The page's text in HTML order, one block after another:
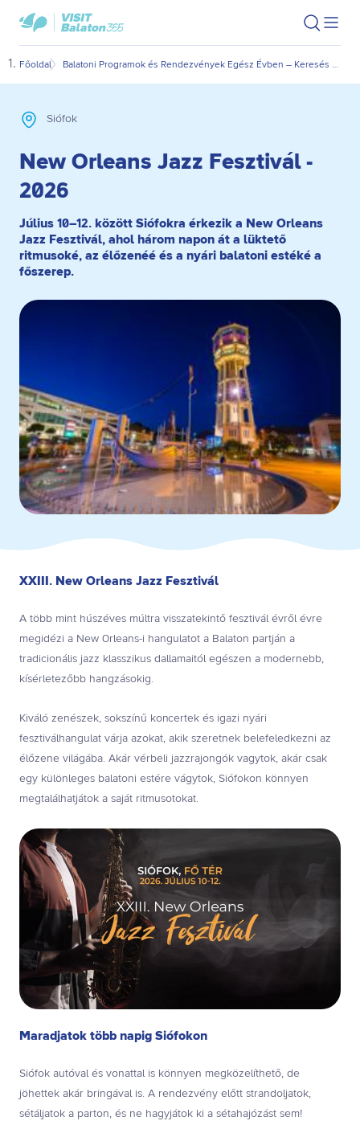
Ugrás
fő
Ugrás
oldal
VisitBalaton365
kezdőlap
Keresés
Főoldal Balatoni Programok és Rendezvények Egész Évben – Keresés Dátum és Kategória Szerint
Siófok
New Orleans Jazz Fesztivál -
2026
Július 10–12. között Siófokra érkezik a New Orleans
Jazz Fesztivál, ahol három napon át a lüktető
ritmusoké, az élőzenéé és a nyári balatoni estéké a
főszerep.
XXIII. New Orleans Jazz Fesztivál
A több mint húszéves múltra visszatekintő fesztivál évről évre
megidézi a New Orleans-i hangulatot a Balaton partján a
tradicionális jazz klasszikus dallamaitól egészen a modernebb,
kísérletezőbb hangzásokig.
Kiváló zenészek, sokszínű koncertek és igazi nyári
fesztiválhangulat várja azokat, akik szeretnek belefeledkezni az
élőzene világába. Akár vérbeli jazzrajongók vagytok, akár csak
egy különleges balatoni estére vágytok, Siófokon könnyen
megtalálhatjátok a saját ritmusotokat.
Maradjatok több napig Siófokon
Siófok autóval és vonattal is könnyen megközelíthető, de
jöhettek akár bringával is. A rendezvény előtt strandoljatok,
sétáljatok a parton, és ne hagyjátok ki a sétahajózást sem!